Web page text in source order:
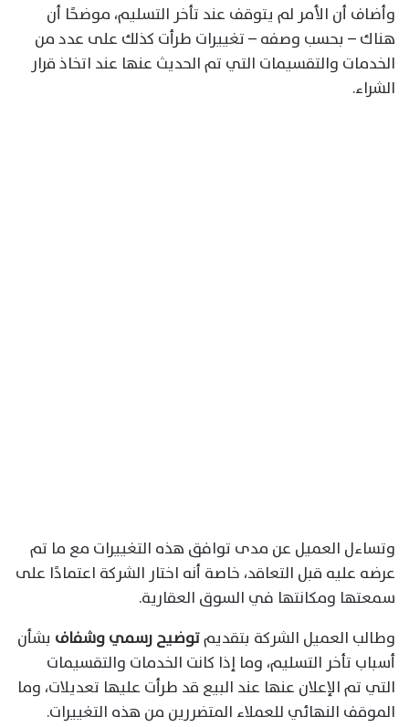
وأضاف أن الأمر لم يتوقف عند تأخر التسليم، موضحًا أن
هناك – بحسب وصفه – تغييرات طرأت كذلك على عدد من
الخدمات والتقسيمات التي تم الحديث عنها عند اتخاذ قرار
الشراء.
وتساءل العميل عن مدى توافق هذه التغييرات مع ما تم
عرضه عليه قبل التعاقد، خاصة أنه اختار الشركة اعتمادًا على
سمعتها ومكانتها في السوق العقارية.
وطالب العميل الشركة بتقديمتوضيح رسمي وشفاف بشأن
أسباب تأخر التسليم، وما إذا كانت الخدمات والتقسيمات
التي تم الإعلان عنها عند البيع قد طرأت عليها تعديلات، وما
الموقف النهائي للعملاء المتضررين من هذه التغييرات.